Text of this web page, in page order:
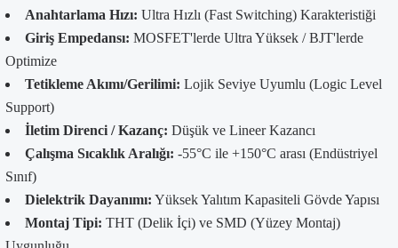
Anahtarlama Hızı: Ultra Hızlı (Fast Switching) Karakteristiği
Giriş Empedansı: MOSFET'lerde Ultra Yüksek / BJT'lerde
Optimize
Tetikleme Akımı/Gerilimi: Lojik Seviye Uyumlu (Logic Level
Support)
İletim Direnci / Kazanç: Düşük ve Lineer Kazancı
Çalışma Sıcaklık Aralığı: -55°C ile +150°C arası (Endüstriyel
Sınıf)
Dielektrik Dayanımı: Yüksek Yalıtım Kapasiteli Gövde Yapısı
Montaj Tipi: THT (Delik İçi) ve SMD (Yüzey Montaj)